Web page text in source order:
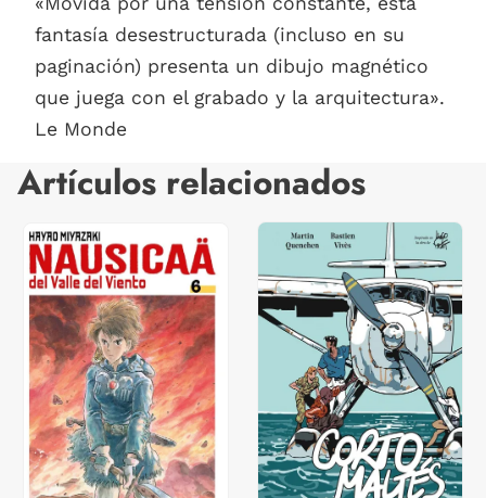
fantasía desestructurada (incluso en su
paginación) presenta un dibujo magnético
que juega con el grabado y la arquitectura».
Le Monde
Artículos relacionados